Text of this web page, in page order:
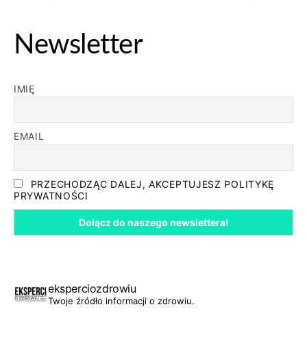
Newsletter
IMIĘ
EMAIL
PRZECHODZĄC DALEJ, AKCEPTUJESZ POLITYKĘ
PRYWATNOŚCI
eksperciozdrowiu
Twoje źródło informacji o zdrowiu.